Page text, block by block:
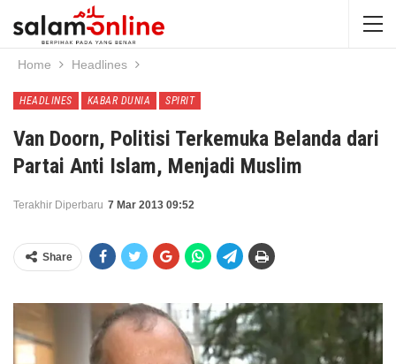
Home Headlines
HEADLINES KABAR DUNIA SPIRIT
Van Doorn, Politisi Terkemuka Belanda dari
Partai Anti Islam, Menjadi Muslim
Terakhir Diperbaru 7 Mar 2013 09:52
Share